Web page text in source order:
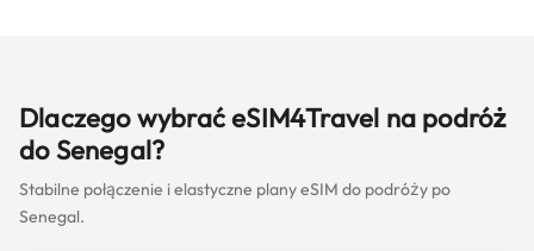
Dlaczego wybrać eSIM4Travel na podróż
do Senegal?
Stabilne połączenie i elastyczne plany eSIM do podróży po
Senegal.